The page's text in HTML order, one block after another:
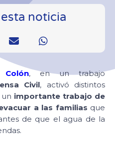
noticia
, en un trabajo
Civil, activó distintos
un importante trabajo de
a las familias que
de que el agua de la